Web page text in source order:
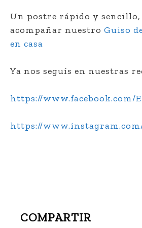
Un postre rápido y sencillo,
acompañar nuestro Guiso
en casa
Ya nos seguís en nuestras
https://www.facebook.com/
https://
COMPARTIR